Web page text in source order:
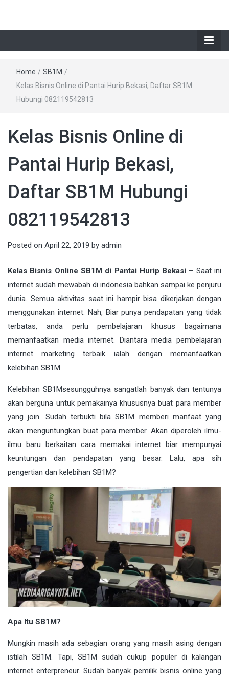
Home / SB1M /
Kelas Bisnis Online di Pantai Hurip Bekasi, Daftar SB1M
Hubungi 082119542813
Kelas Bisnis Online di
Pantai Hurip Bekasi,
Daftar SB1M Hubungi
082119542813
Posted on April 22, 2019 by admin
Kelas Bisnis Online SB1M di Pantai Hurip Bekasi – Saat ini
internet sudah mewabah di indonesia bahkan sampai ke penjuru
dunia. Semua aktivitas saat ini hampir bisa dikerjakan dengan
menggunakan internet. Nah, Biar punya pendapatan yang tidak
terbatas, anda perlu pembelajaran khusus bagaimana
memanfaatkan media internet. Diantara media pembelajaran
internet marketing terbaik ialah dengan memanfaatkan
kelebihan SB1M
KelebihanSB1Msesungguhnya sangatlah banyak dan tentunya
akan berguna untuk pemakainya khususnya buat para member
yang join. Sudah terbukti bila SB1M memberi manfaat yang
akan menguntungkan buat para member. Akan diperoleh ilmu-
ilmu baru berkaitan cara memakai internet biar mempunyai
keuntungan dan pendapatan yang besar. Lalu, apa sih
pengertian dan kelebihan SB1M?
Apa Itu SB1M?
Mungkin masih ada sebagian orang yang masih asing dengan
istilah SB1M. Tapi, SB1M sudah cukup populer di kalangan
internet enterpreneur. Sudah banyak pemilik bisnis online yang